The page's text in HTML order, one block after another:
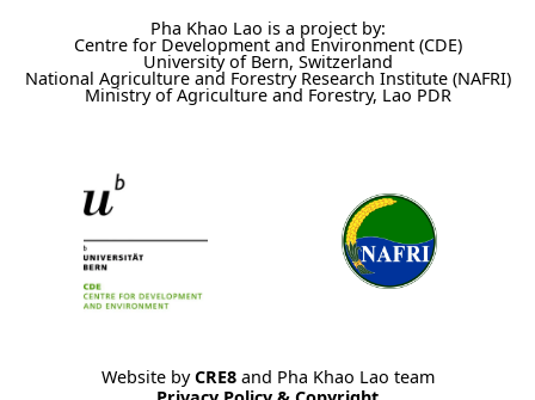
Pha Khao Lao is a project by:
Centre for Development and Environment (CDE)
University of Bern, Switzerland
National Agriculture and Forestry Research Institute (NAFRI)
Ministry of Agriculture and Forestry, Lao PDR
Website byCRE8and Pha Khao Lao team